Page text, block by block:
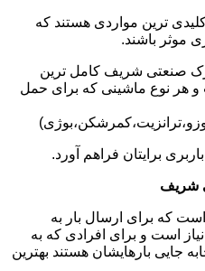
ترین مواردی هستند که
موثر باشند.
صنعتی شریف کامل ترین
هر نوع ماشینی که برای حمل
برایتان فراهم آورد.
شریف
که برای ارسال بار به
است و برای افرادی که به
جایی بارهایشان هستند بهترین